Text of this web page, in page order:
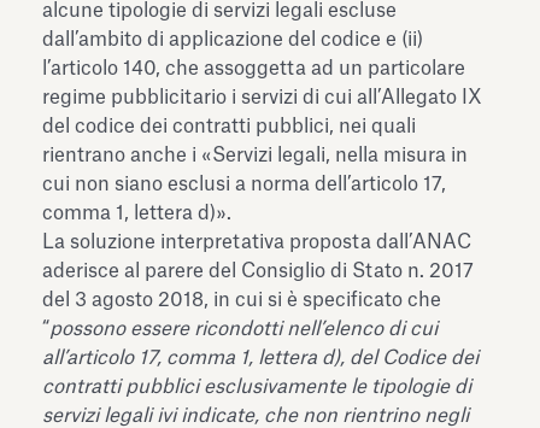
alcune tipologie di servizi legali escluse
dall’ambito di applicazione del codice e (ii)
l’articolo 140, che assoggetta ad un particolare
regime pubblicitario i servizi di cui all’Allegato IX
del codice dei contratti pubblici, nei quali
rientrano anche i «Servizi legali, nella misura in
cui non siano esclusi a norma dell’articolo 17,
comma 1, lettera d)».
La soluzione interpretativa proposta dall’ANAC
aderisce al parere del Consiglio di Stato n. 2017
del 3 agosto 2018, in cui si è specificato che
“possono essere ricondotti nell’elenco di cui
all’articolo 17, comma 1, lettera d), del Codice dei
contratti pubblici esclusivamente le tipologie di
servizi legali ivi indicate, che non rientrino negli